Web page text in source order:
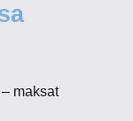
– maksat